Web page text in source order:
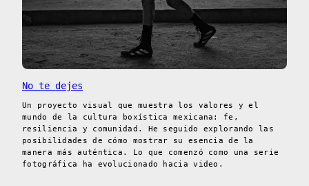
No te dejes
Un proyecto visual que muestra los valores y el
mundo de la cultura boxística mexicana: fe,
resiliencia y comunidad. He seguido explorando las
posibilidades de cómo mostrar su esencia de la
manera más auténtica. Lo que comenzó como una serie
fotográfica ha evolucionado hacia video.